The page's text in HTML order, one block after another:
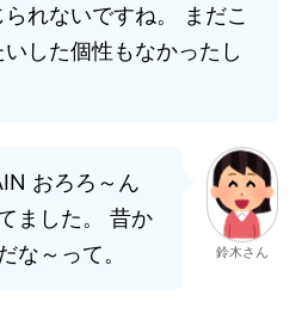
れないですね。 まだこ
した個性もなかったし
おろろ～ん
ました。 昔か
な～って。
鈴木さん